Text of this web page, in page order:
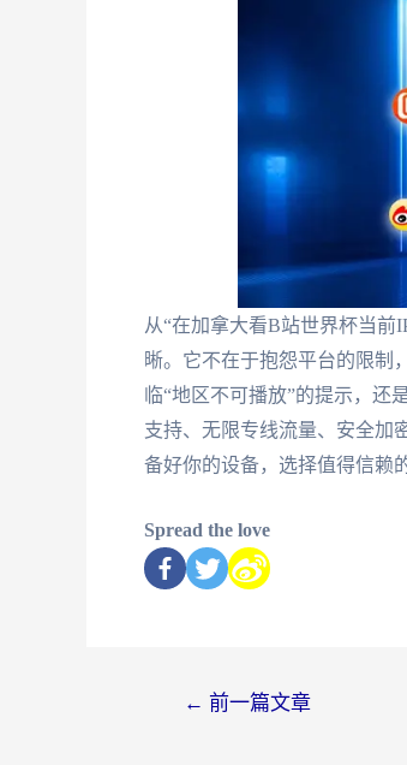
从“在加拿大看B站世界杯当前
晰。它不在于抱怨平台的限制
临“地区不可播放”的提示，
支持、无限专线流量、安全加
备好你的设备，选择值得信赖
Spread the love
← 前一篇文章